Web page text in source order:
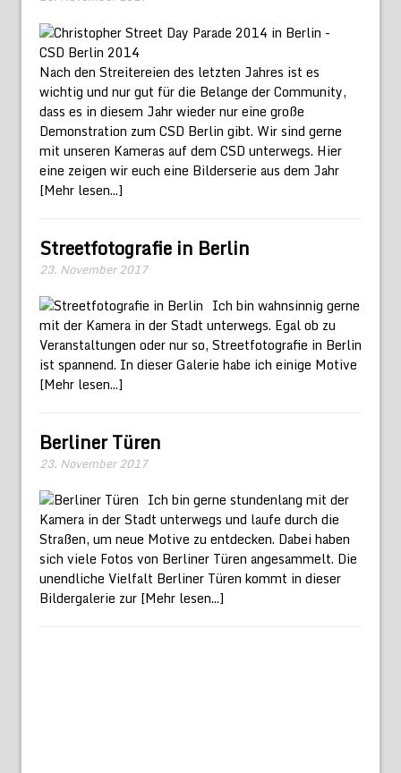
Nach den Streitereien des letzten Jahres ist es
wichtig und nur gut für die Belange der Community,
dass es in diesem Jahr wieder nur eine große
Demonstration zum CSD Berlin gibt. Wir sind gerne
mit unseren Kameras auf dem CSD unterwegs. Hier
eine zeigen wir euch eine Bilderserie aus dem Jahr
[Mehr lesen...]
Streetfotografie in Berlin
23. November 2017
Ich bin wahnsinnig gerne
mit der Kamera in der Stadt unterwegs. Egal ob zu
Veranstaltungen oder nur so, Streetfotografie in Berlin
ist spannend. In dieser Galerie habe ich einige Motive
[Mehr lesen...]
Berliner Türen
23. November 2017
Ich bin gerne stundenlang mit der
Kamera in der Stadt unterwegs und laufe durch die
Straßen, um neue Motive zu entdecken. Dabei haben
sich viele Fotos von Berliner Türen angesammelt. Die
unendliche Vielfalt Berliner Türen kommt in dieser
Bildergalerie zur [Mehr lesen...]